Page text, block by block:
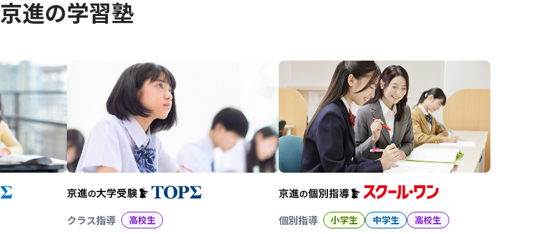
京進の学習塾
クラス指導 高校生 個別指導 小学生 中学生 高校生